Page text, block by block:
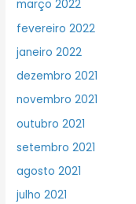
março 2022
fevereiro 2022
janeiro 2022
dezembro 2021
novembro 2021
outubro 2021
setembro 2021
agosto 2021
julho 2021